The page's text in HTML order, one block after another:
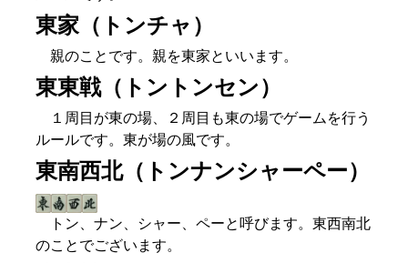
東家（トンチャ）
親のことです。親を東家といいます。
東東戦（トントンセン）
１周目が東の場、２周目も東の場でゲームを行う
ルールです。東が場の風です。
東南西北（トンナンシャーペー）
トン、ナン、シャー、ペーと呼びます。東西南北
のことでございます。